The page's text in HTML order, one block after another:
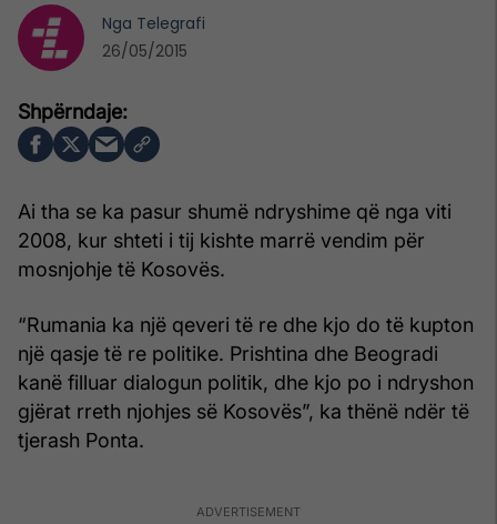
Ai tha se ka pasur shumë ndryshime që nga viti
2008, kur shteti i tij kishte marrë vendim për
mosnjohje të Kosovës.
“Rumania ka një qeveri të re dhe kjo do të kupton
një qasje të re politike. Prishtina dhe Beogradi
kanë filluar dialogun politik, dhe kjo po i ndryshon
gjërat rreth njohjes së Kosovës”, ka thënë ndër të
tjerash Ponta.
Nga Telegrafi
26/05/2015